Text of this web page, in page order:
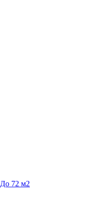
До 72 м2